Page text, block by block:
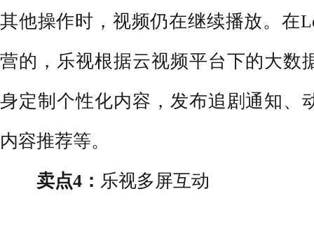
其他操作时，视频仍在继续播放。在
营的，乐视根据云视频平台下的大数
身定制个性化内容，发布追剧通知、
内容推荐等。
卖点4： 乐视多屏互动